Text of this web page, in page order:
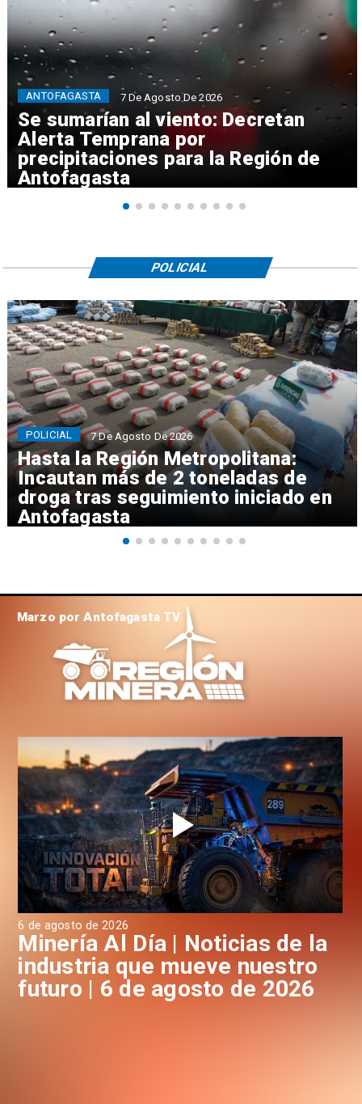
Se sumarían al viento: Decretan
Alerta Temprana por
precipitaciones para la Región de
Antofagasta
ANTOFAGASTA 7 De Agosto De 2026
Hasta la Región Metropolitana:
Incautan más de 2 toneladas de
droga tras seguimiento iniciado en
Antofagasta
POLICIAL 7 De Agosto De 2026
POLICIAL
6 de agosto de 2026
Minería Al Día | Noticias de la
industria que mueve nuestro
futuro | 6 de agosto de 2026
Marzo por Antofagasta TV